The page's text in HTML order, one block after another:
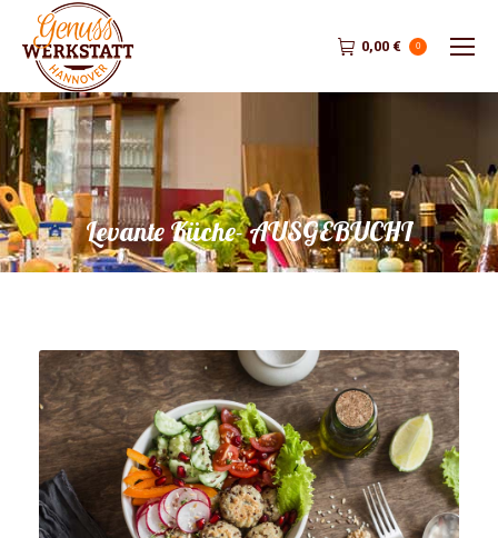
0,00 € 0
Levante Küche- AUSGEBUCHT